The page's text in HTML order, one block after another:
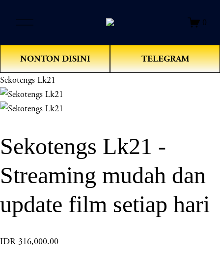
e
n
M
e
n
u
0
NONTON DISINI TELEGRAM
Sekotengs Lk21
Sekotengs Lk21 -
Streaming mudah dan
update film setiap hari
IDR 316,000.00